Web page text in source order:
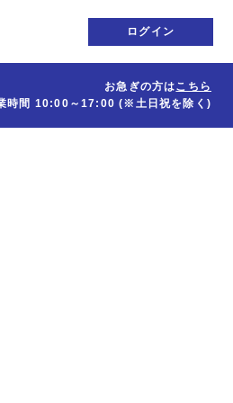
ログイン
お急ぎの方はこちら
時間 10:00～17:00(※土日祝を除く)